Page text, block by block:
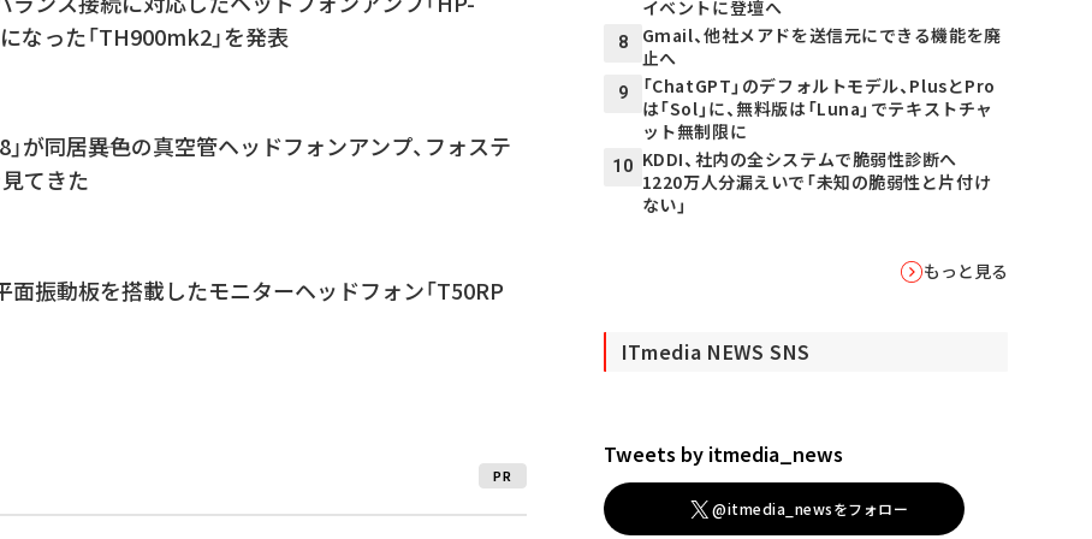
なった「TH900mk2」を発表
」が同居――異色の真空管ヘッドフォンアンプ、フォステ
見てきた
面振動板を搭載したモニターヘッドフォン「T50RP
PR
イベントに登壇へ
8
Gmail、他社メアドを送信元にできる機能を廃
止へ
9
「ChatGPT」のデフォルトモデル、PlusとPro
は「Sol」に、無料版は「Luna」でテキストチャ
ット無制限に
10 KDDI、社内の全システムで脆弱性診断へ
1220万人分漏えいで「未知の脆弱性と片付け
ない」
もっと見る
ITmedia NEWS SNS
Tweets by itmedia_news
@itmedia_newsをフォロー